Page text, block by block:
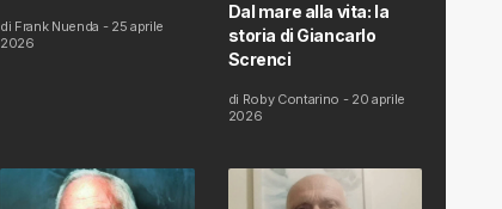
Proposta di Legge
di Frank Nuenda - 25 aprile
2026
Dal mare alla vita: la
storia di Giancarlo
Screnci
di Roby Contarino - 20 aprile
2026